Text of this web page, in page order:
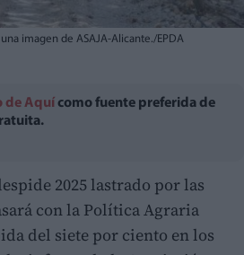
imagen de ASAJA-Alicante./EPDA
de Aquí como fuente preferida de
2025 lastrado por las
con la Política Agraria
del siete por ciento en los